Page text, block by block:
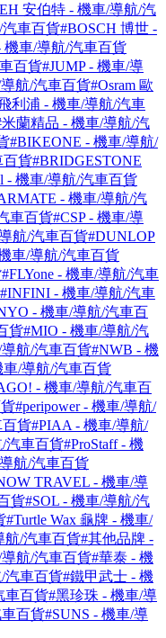
安伯特 - 機車/導航/汽
車百貨#BOSCH 博世 -
車/導航/汽車百貨
百貨#JUMP - 機車/導
航/汽車百貨#Osram 歐
利浦 - 機車/導航/汽車
米蘭精品 - 機車/導航/汽
#BIKEONE - 機車/導航/
百貨#BRIDGESTONE
- 機車/導航/汽車百貨
- 機車/導航/汽
車百貨#CSP - 機車/導
航/汽車百貨#DUNLOP
車/導航/汽車百貨
#FLYone - 機車/導航/汽車
#INFINI - 機車/導航/汽車
- 機車/導航/汽車百
貨#MIO - 機車/導航/汽
航/汽車百貨#NWB - 機
/導航/汽車百貨
- 機車/導航/汽車百
#peripower - 機車/導航/
百貨#PIAA - 機車/導航/
/汽車百貨#ProStaff - 機
航/汽車百貨
TRAVEL - 機車/導
貨#SOL - 機車/導航/汽
#Turtle Wax 龜牌 - 機車/
航/汽車百貨#其他品牌 -
航/汽車百貨#華泰 - 機
汽車百貨#鐵甲武士 - 機
車百貨#黑珍珠 - 機車/導
百貨#SUNS - 機車/導